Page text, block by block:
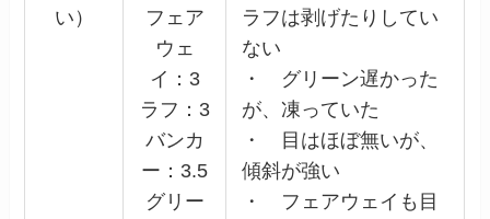
い）
フェア
ウェ
イ：3
ラフ：3
バンカ
ー：3.5
グリー
ラフは剥げたりしてい
ない
・ グリーン遅かった
が、凍っていた
・ 目はほぼ無いが、
傾斜が強い
・ フェアウェイも目